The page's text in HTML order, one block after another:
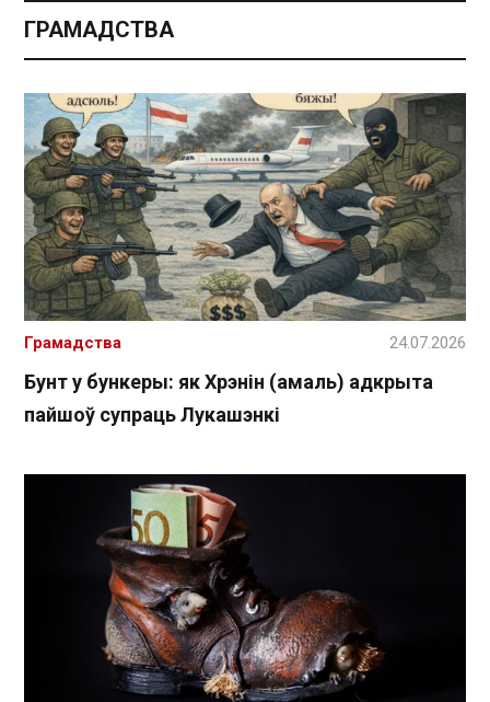
ГРАМАДСТВА
Бунт у бункеры: як Хрэнін (амаль) адкрыта
пайшоў супраць Лукашэнкі
Грамадства 24.07.2026